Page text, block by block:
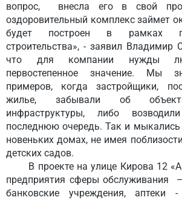
вопрос, внесла его в свой
оздоровительный комплекс займет
будет построен в рамках
строительства», - заявил Владимир
что для компании нужды
первостепенное значение. Мы
примеров, когда застройщики,
жилье, забывали об
инфраструктуры, либо
последнюю очередь. Так и мыкались
новеньких домах, не имея
детских садов.
В проекте на улице Кирова 12
предприятия сферы обслуживания
банковские учреждения, аптеки